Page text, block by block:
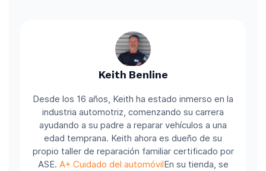
Keith Benline
Desde los 16 años, Keith ha estado inmerso en la
industria automotriz, comenzando su carrera
ayudando a su padre a reparar vehículos a una
edad temprana. Keith ahora es dueño de su
propio taller de reparación familiar certificado por
ASE. A+ Cuidado del automóvilEn su tienda, se